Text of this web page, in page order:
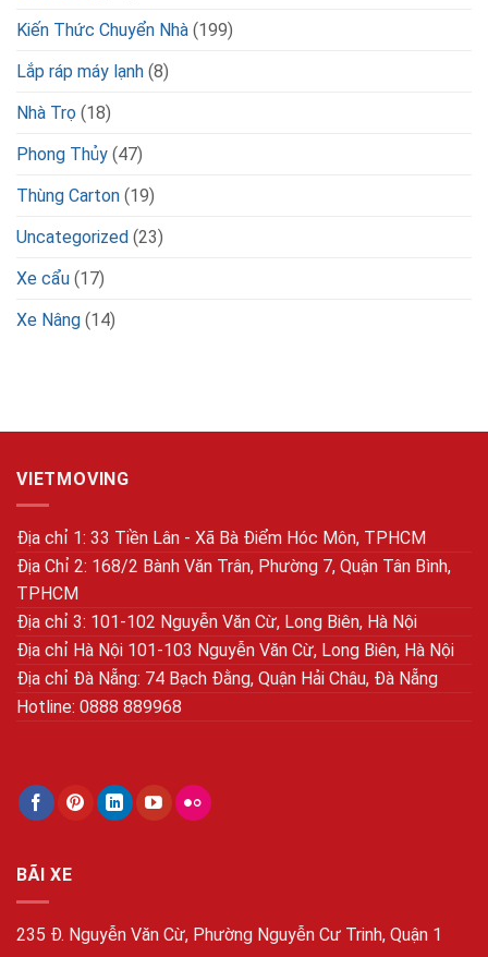
Kiến Thức Chuyển Nhà (199)
Lắp ráp máy lạnh (8)
Nhà Trọ (18)
Phong Thủy (47)
Thùng Carton (19)
Uncategorized (23)
Xe cẩu (17)
Xe Nâng (14)
VIETMOVING
Địa chỉ 1: 33 Tiền Lân - Xã Bà Điểm Hóc Môn, TPHCM
Địa Chỉ 2: 168/2 Bành Văn Trân, Phường 7, Quận Tân Bình,
TPHCM
Địa chỉ 3: 101-102 Nguyễn Văn Cừ, Long Biên, Hà Nội
Địa chỉ Hà Nội 101-103 Nguyễn Văn Cừ, Long Biên, Hà Nội
Địa chỉ Đà Nẵng: 74 Bạch Đằng, Quận Hải Châu, Đà Nẵng
Hotline: 0888 889968
BÃI XE
235 Đ. Nguyễn Văn Cừ, Phường Nguyễn Cư Trinh, Quận 1